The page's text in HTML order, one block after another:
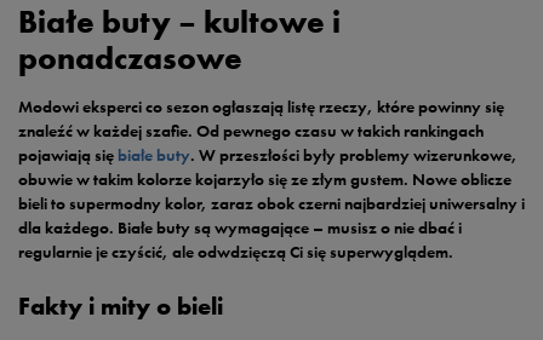
Białe buty – kultowe i
ponadczasowe
Modowi eksperci co sezon ogłaszają listę rzeczy, które powinny się
znaleźć w każdej szafie. Od pewnego czasu w takich rankingach
pojawiają się białe buty. W przeszłości były problemy wizerunkowe,
obuwie w takim kolorze kojarzyło się ze złym gustem. Nowe oblicze
bieli to supermodny kolor, zaraz obok czerni najbardziej uniwersalny i
dla każdego. Białe buty są wymagające – musisz o nie dbać i
regularnie je czyścić, ale odwdzięczą Ci się superwyglądem.
Fakty i mity o bieli